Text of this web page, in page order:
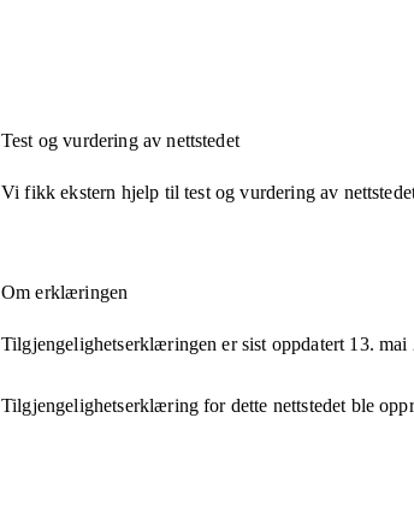
Test og vurdering av nettstedet
Vi fikk ekstern hjelp til test og vurdering av
Om erklæringen
Tilgjengelighetserklæringen er sist oppdatert 13. mai
Tilgjengelighetserklæring for dette nettstedet ble